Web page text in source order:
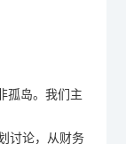
孤岛。我们主
讨论，从财务